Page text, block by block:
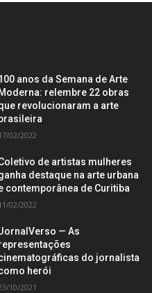
anos da Semana de Arte
Moderna: relembre 22 obras
revolucionaram a arte
brasileira
02/2022
de artistas mulheres
destaque na arte urbana
contemporânea de Curitiba
02/2022
— As
do jornalista
herói
10/2021